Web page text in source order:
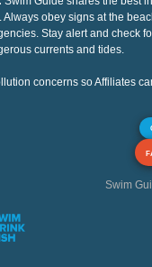
Always obey signs at the
Stay alert and check
currents and tides.
concerns so Affiliates
Swim